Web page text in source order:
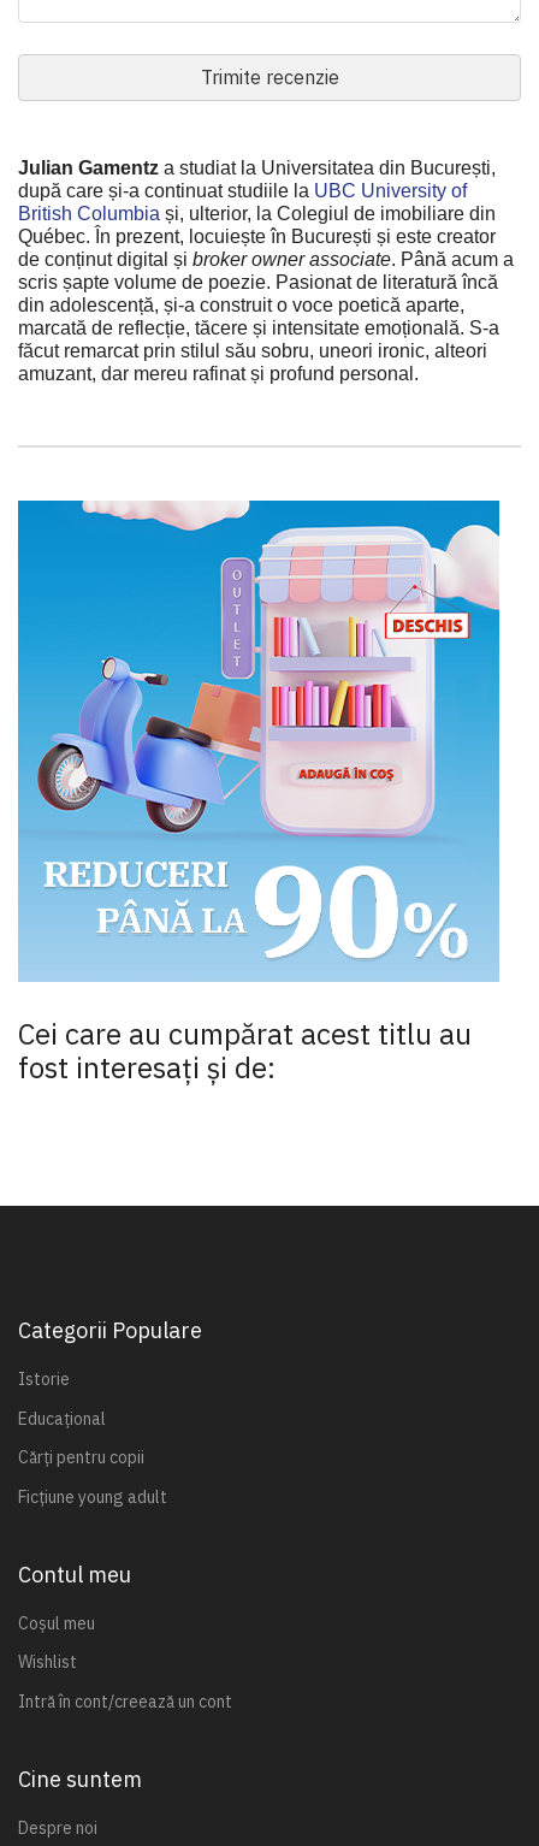
Trimite recenzie
Julian Gamentz a studiat la Universitatea din București,
după care și-a continuat studiile la UBC University of
British Columbia și, ulterior, la Colegiul de imobiliare din
Québec. În prezent, locuiește în București și este creator
de conținut digital și broker owner associate. Până acum a
scris șapte volume de poezie. Pasionat de literatură încă
din adolescență, și-a construit o voce poetică aparte,
marcată de reflecție, tăcere și intensitate emoțională. S-a
făcut remarcat prin stilul său sobru, uneori ironic, alteori
amuzant, dar mereu rafinat și profund personal.
Cei care au cumpărat acest titlu au
fost interesaţi şi de:
Categorii Populare
Istorie
Educațional
Cărți pentru copii
Ficțiune young adult
Contul meu
Coșul meu
Wishlist
Intră în cont/creează un cont
Cine suntem
Despre noi